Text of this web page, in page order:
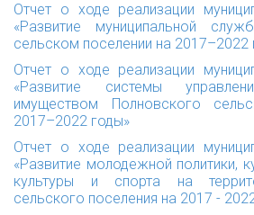
Отчет о ходе реализации
«Развитие муниципальной
сельском поселении на 2017–2022
Отчет о ходе реализации
«Развитие системы
имуществом Полновского
2017–2022 годы»
Отчет о ходе реализации
«Развитие молодежной политики,
культуры и спорта на
сельского поселения на 2017 -